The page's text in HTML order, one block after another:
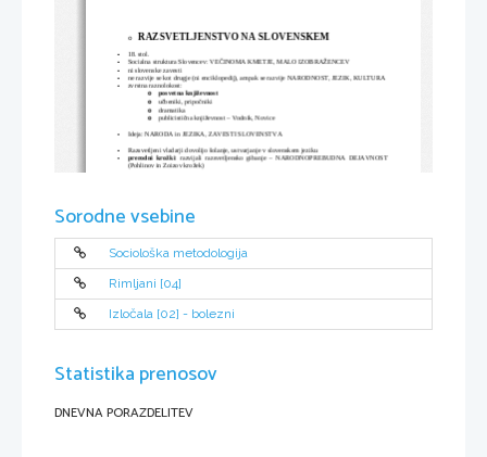
o RAZSVETLJENSTVO NA SLOVENSKEM
-
18. stol.
-
Socialna struktura Slovencev: VEČINOMA KMETJE, MALO IZOBRAŽENCEV
-
ni slovenske zavesti
-
ne razvije se kot drugje (ni enciklopedij), ampak se razvije NARODNOST, JEZIK, KULTURA
-
zvrstna raznolokost:
o
posvetna književnost
o
učbeniki, pripočniki
o
dramatika
o
publicistična književnost – Vodnik, Novice
- Ideja: NARODA in JEZIKA, ZAVESTI SLOVENSTVA
-
Razsvetljeni vladarji dovolijo šolanje, ustvarjanje v slovenskem jeziku
-
prerodni krožki: razvijali razsvetljensko gibanje – NARODNOPREBUDNA DEJAVNOST
(Pohlinov in Zoizov krožek)
Sorodne vsebine
Sociološka metodologija
Rimljani [04]
Izločala [02] - bolezni
Statistika prenosov
DNEVNA PORAZDELITEV